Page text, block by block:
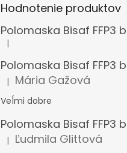
Hodnotenie produktov
Hodnotenie produktu je 5 z 5
|
Hodnotenie produktu je 5 z 5
| Mária Gažová
Veĺmi dobre
Hodnotenie produktu je 5 z 5
| Ľudmila Glittová